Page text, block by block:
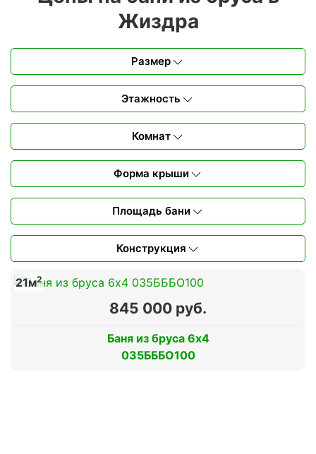
Жиздра
Размер
Этажность
Комнат
Форма крыши
Площадь бани
Конструкция
21м2
845 000 руб.
Баня из бруса 6х4
035БББО100